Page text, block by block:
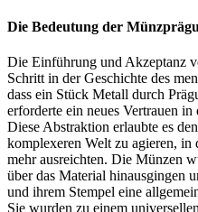
Die Bedeutung der
Die Einführung und Akzeptanz
Schritt in der Geschichte des
dass ein Stück Metall durch
erforderte ein neues Vertrauen
Diese Abstraktion erlaubte es
komplexeren Welt zu agieren, in
mehr ausreichten. Die Münzen
über das Material hinausgingen
und ihrem Stempel eine
Sie wurden zu einem